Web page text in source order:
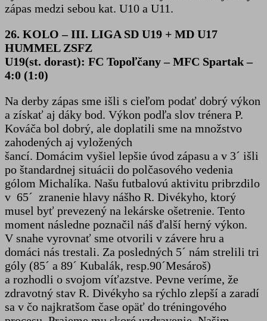
zápas medzi sebou kat. U10 a U11.
26. KOLO – III. LIGA SD U19 + MD U17
HUMMEL ZSFZ
U19(st. dorast): FC Topoľčany – MFC Spartak –
4:0 (1:0)
Na derby zápas sme išli s cieľom podať dobrý výkon
a získať aj dáky bod. Výkon podľa slov trénera P.
Kováča bol dobrý, ale doplatili sme na množstvo
zahodených aj vyložených
šancí. Domácim vyšiel lepšie úvod zápasu a v 3´ išli
po štandardnej situácii do polčasového vedenia
gólom Michalíka. Našu futbalovú aktivitu pribrzdilo
v 65´ zranenie hlavy nášho R. Divékyho, ktorý
musel byť prevezený na lekárske ošetrenie. Tento
moment následne poznačil náš ďalší herný výkon.
V snahe vyrovnať sme otvorili v závere hru a
domáci nás trestali. Za posledných 5´ nám strelili tri
góly (85´ a 89´ Kubalák, resp.90´Mesároš)
a rozhodli o svojom víťazstve. Pevne veríme, že
zdravotný stav R. Divékyho sa rýchlo zlepší a zaradí
sa v čo najkratšom čase opäť do tréningového